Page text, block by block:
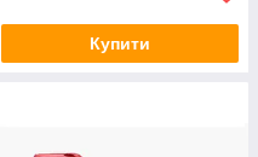
Купити